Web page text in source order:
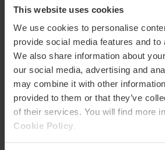
This website uses cookies
We use cookies to personalise
provide social media features and to
We also share information about
our social media, advertising and
may combine it with other
provided to them or that they’ve
of their services. You will find more
Cookie Policy
Carrer del Moll de la Duana, s/n,